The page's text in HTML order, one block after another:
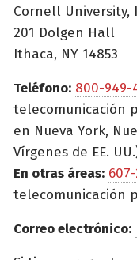
Cornell University,
201 Dolgen Hall
Ithaca, NY 14853
Teléfono: 800-949-
telecomunicación
en Nueva York,
Vírgenes de EE.
En otras áreas:
telecomunicación
Correo electrónico: